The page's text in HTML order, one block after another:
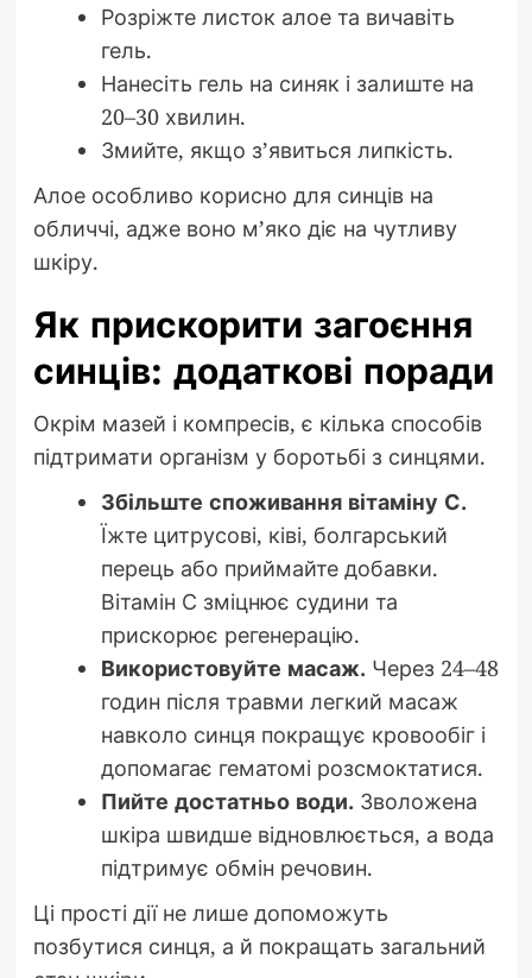
Розріжте листок алое та вичавіть
гель.
Нанесіть гель на синяк і залиште на
20–30 хвилин.
Змийте, якщо з’явиться липкість.
Алое особливо корисно для синців на
обличчі, адже воно м’яко діє на чутливу
шкіру.
Як прискорити загоєння
синців: додаткові поради
Окрім мазей і компресів, є кілька способів
підтримати організм у боротьбі з синцями.
Збільште споживання вітаміну С.
Їжте цитрусові, ківі, болгарський
перець або приймайте добавки.
Вітамін С зміцнює судини та
прискорює регенерацію.
Використовуйте масаж. Через 24–48
годин після травми легкий масаж
навколо синця покращує кровообіг і
допомагає гематомі розсмоктатися.
Пийте достатньо води. Зволожена
шкіра швидше відновлюється, а вода
підтримує обмін речовин.
Ці прості дії не лише допоможуть
позбутися синця, а й покращать загальний